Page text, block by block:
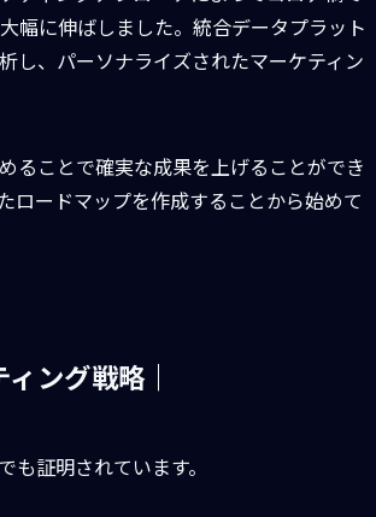
幅に伸ばしました。統合データプラット
し、パーソナライズされたマーケティン
ることで確実な成果を上げることができ
ロードマップを作成することから始めて
ング戦略｜
証明されています。